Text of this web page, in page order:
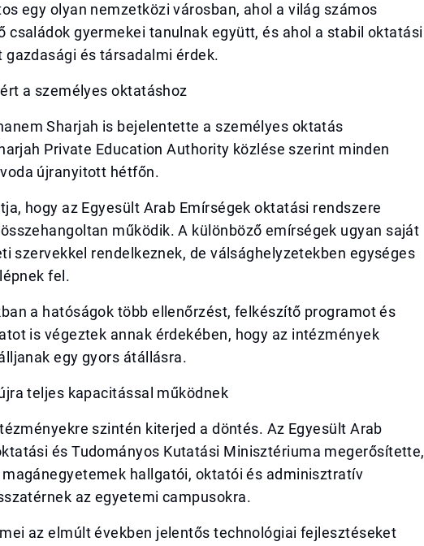
egy olyan nemzetközi városban, ahol a világ számos
családok gyermekei tanulnak együtt, és ahol a stabil oktatási
gazdasági és társadalmi érdek.
a személyes oktatáshoz
Sharjah is bejelentette a személyes oktatás
Private Education Authority közlése szerint minden
újranyitott hétfőn.
hogy az Egyesült Arab Emírségek oktatási rendszere
működik. A különböző emírségek ugyan saját
szervekkel rendelkeznek, de válsághelyzetekben egységes
fel.
a hatóságok több ellenőrzést, felkészítő programot és
is végeztek annak érdekében, hogy az intézmények
egy gyors átállásra.
teljes kapacitással működnek
szintén kiterjed a döntés. Az Egyesült Arab
és Tudományos Kutatási Minisztériuma megerősítette,
magánegyetemek hallgatói, oktatói és adminisztratív
az egyetemi campusokra.
az elmúlt években jelentős technológiai fejlesztéseket